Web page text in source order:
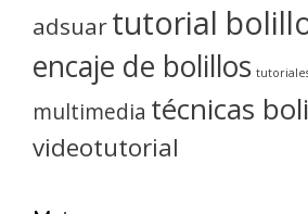
adsuartutorial
encaje de bolillos
multimedia técnicas
videotutorial